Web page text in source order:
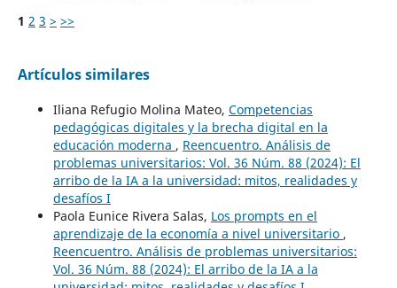
1 2 3 > >>
Artículos similares
Iliana Refugio Molina Mateo, Competencias
pedagógicas digitales y la brecha digital en la
educación moderna , Reencuentro. Análisis de
problemas universitarios: Vol. 36 Núm. 88 (2024): El
arribo de la IA a la universidad: mitos, realidades y
desafíos I
Paola Eunice Rivera Salas, Los prompts en el
aprendizaje de la economía a nivel universitario ,
Reencuentro. Análisis de problemas universitarios:
Vol. 36 Núm. 88 (2024): El arribo de la IA a la